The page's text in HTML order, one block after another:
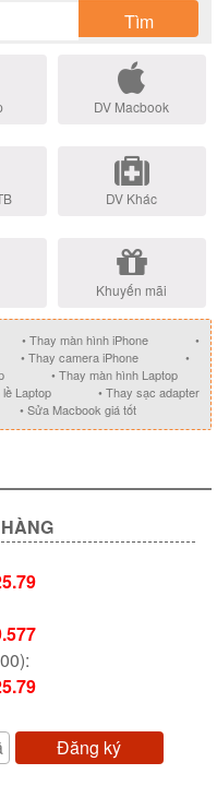
Tìm
DV Macbook
DV Khác
Khuyến mãi
• Thay màn hình iPhone
•
• Thay camera iPhone
•
• Thay màn hình Laptop
Laptop
• Thay sạc adapter
• Sửa Macbook giá tốt
Đăng ký